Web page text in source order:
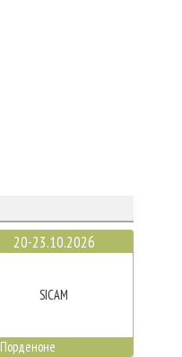
20-23.10.2026
SICAM
Порденоне